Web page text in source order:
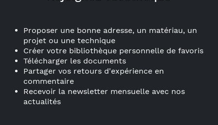
Proposer une bonne adresse, un matériau, un
projet ou une technique
Créer votre bibliothèque personnelle de favoris
Télécharger les documents
Partager vos retours d'expérience en
commentaire
Recevoir la newsletter mensuelle avec nos
actualités